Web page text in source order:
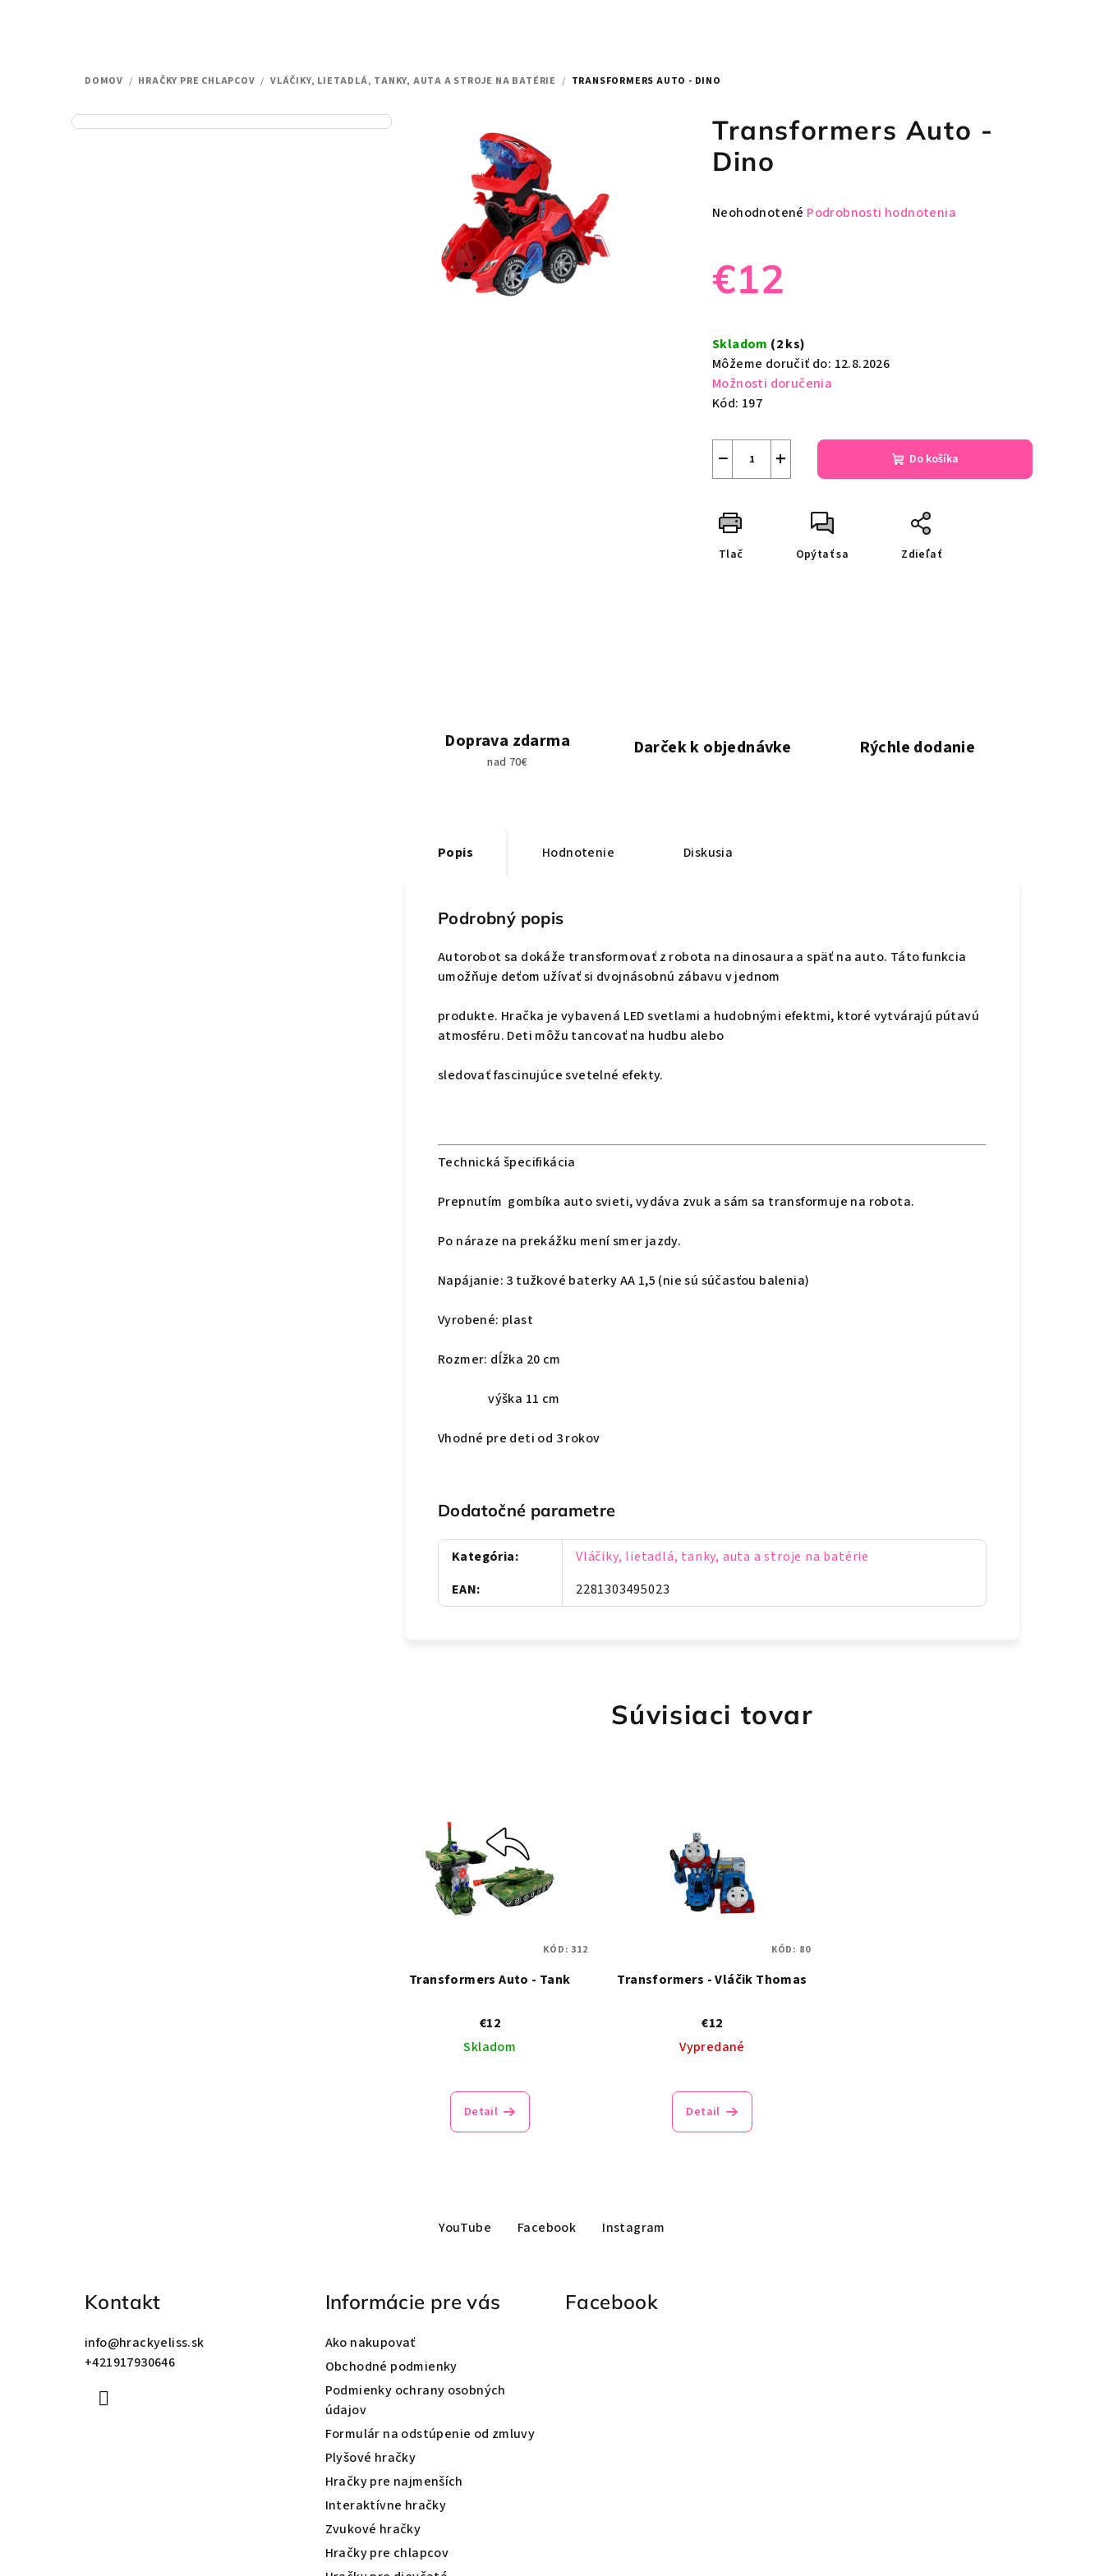
DOMOV / HRAČKY PRE CHLAPCOV / VLÁČIKY, LIETADLÁ, TANKY, AUTA A STROJE NA BATÉRIE / TRANSFORMERS AUTO - DINO
B
Transformers Auto -
Dino
Priemerné
je
0,0
hviezdičiek.
Neohodnotené Podrobnosti hodnotenia
€12
cena:
Skladom (2 ks)
Môžeme doručiť do: 12.8.2026
Možnosti doručenia
Kód: 197
+
− Do košíka
Tlač Opýtať sa Zdieľať
Doprava zdarma
nad 70€
Darček k objednávke Rýchle dodanie
Popis Hodnotenie Diskusia
Podrobný popis
Autorobot sa dokáže transformovať z robota na dinosaura a späť na auto. Táto funkcia
umožňuje deťom užívať si dvojnásobnú zábavu v jednom
produkte. Hračka je vybavená LED svetlami a hudobnými efektmi, ktoré vytvárajú pútavú
atmosféru. Deti môžu tancovať na hudbu alebo
sledovať fascinujúce svetelné efekty.
Technická špecifikácia
Prepnutím gombíka auto svieti, vydáva zvuk a sám sa transformuje na robota.
Po náraze na prekážku mení smer jazdy.
Napájanie: 3 tužkové baterky AA 1,5 (nie sú súčasťou balenia)
Vyrobené: plast
Rozmer: dĺžka 20 cm
výška 11 cm
Vhodné pre deti od 3 rokov
Dodatočné parametre
Kategória:
Vláčiky, lietadlá, tanky, auta a stroje na batérie
EAN: 2281303495023
Súvisiaci tovar
Transformers Auto - Tank
€12
Skladom
Detail
KÓD:312
Transformers - Vláčik Thomas
€12
Vypredané
Detail
KÓD: 80
YouTube Facebook Instagram
Kontakt
info@hrackyeliss.sk
+421917930646
Informácie pre vás
Ako nakupovať
Obchodné podmienky
Podmienky ochrany osobných
údajov
Formulár na odstúpenie od zmluvy
Plyšové hračky
Hračky pre najmenších
Interaktívne hračky
Zvukové hračky
Hračky pre chlapcov
Facebook